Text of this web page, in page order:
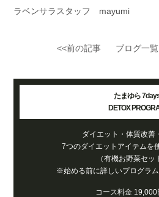
ラベンサラスタッフ mayumi
<<前の記事 ブログ一覧
たまゆら
DETOX
ダイエット・体質改善
7つのダイエットアイテムを
（有機お野菜セッ
※始める前に詳しいプログラム
コース料金 19,000